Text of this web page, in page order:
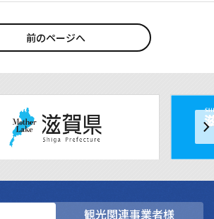
前のページへ
観光関連事業者様